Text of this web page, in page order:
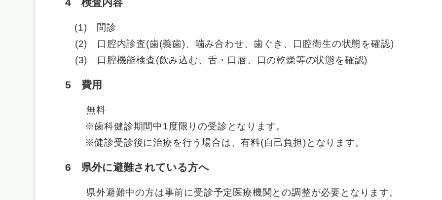
(1) 問診
(2) 口腔内診査(歯(義歯)、噛み合わせ、歯ぐき、口腔衛生の状態を確認)
(3) 口腔機能検査(飲み込む、舌・口唇、口の乾燥等の状態を確認)
5 費用
無料
※歯科健診期間中1度限りの受診となります。
※健診受診後に治療を行う場合は、有料(自己負担)となります。
6 県外に避難されている方へ
県外避難中の方は事前に受診予定医療機関との調整が必要となります。